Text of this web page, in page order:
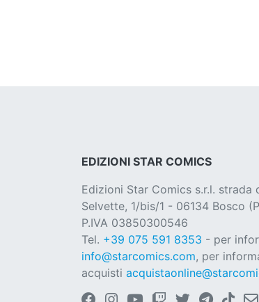
EDIZIONI STAR COMICS
Edizioni Star Comics s.r.l. strada
Selvette, 1/bis/1 - 06134 Bosco
P.IVA 03850300546
Tel. +39 075 591 8353 - per
info@starcomics.com, per
acquisti